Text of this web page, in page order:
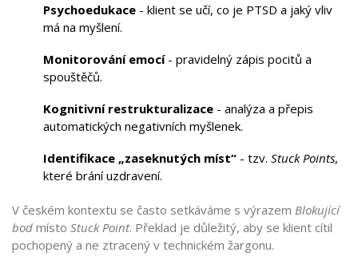
Psychoedukace - klient se učí, co je PTSD a jaký vliv
má na myšlení.
Monitorování emocí- pravidelný zápis pocitů a
spouštěčů.
Kognitivní restrukturalizace - analýza a přepis
automatických negativních myšlenek.
Identifikace „zaseknutých míst“ - tzv. Stuck Points,
které brání uzdravení.
V českém kontextu se často setkáváme s výrazem Blokující
bod místo Stuck Point. Překlad je důležitý, aby se klient cítil
pochopený a ne ztracený v technickém žargonu.